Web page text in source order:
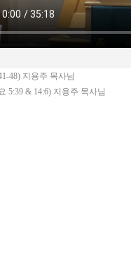
48) 지용주 목사님
5:39 & 14:6) 지용주 목사님